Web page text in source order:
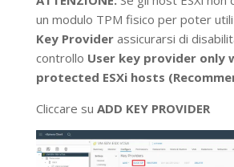
un modulo TPM fisico per poter
Key Providerassicurarsi di
controllo User key provider only
protected ESXi hosts
Cliccare su ADD KEY PROVIDER